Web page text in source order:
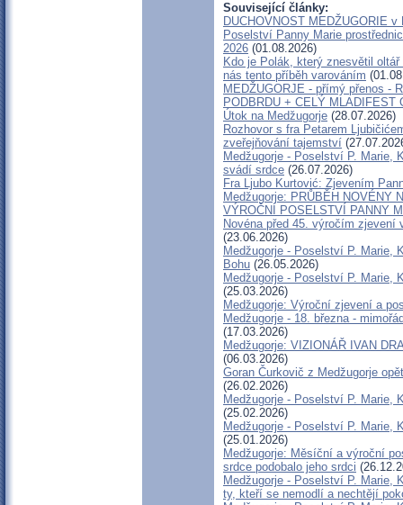
Související články:
DUCHOVNOST MEDŽUGORIE
Poselství Panny Marie
2026 (01.08.2026)
Kdo je Polák, který znesvětil
nás tento příběh varováním
MEDŽUGORJE - přímý přenos -
PODBRDU + CELÝ MLADIFEST
Útok na Medžugorje (28.07.2026)
Rozhovor s fra Petarem
zveřejňování tajemství
Medžugorje - Poselství P. Marie,
svádí srdce (26.07.2026)
Fra Ljubo Kurtović: Zjevením
Medžugorje: PRŮBĚH NOVÉNY
VÝROČNÍ POSELSTVÍ PANNY
Novéna před 45. výročím zjevení
(23.06.2026)
Medžugorje - Poselství P. Marie,
Bohu (26.05.2026)
Medžugorje - Poselství P. Marie,
(25.03.2026)
Medžugorje: Výroční zjevení a
Medžugorje - 18. března -
(17.03.2026)
Medžugorje: VIZIONÁŘ IVAN
(06.03.2026)
Goran Čurkovič z Medžugorje
(26.02.2026)
Medžugorje - Poselství P. Marie,
(25.02.2026)
Medžugorje - Poselství P. Marie,
(25.01.2026)
Medžugorje: Měsíční a výroční
srdce podobalo jeho srdci
Medžugorje - Poselství P. Marie,
ty, kteří se nemodlí a nechtějí